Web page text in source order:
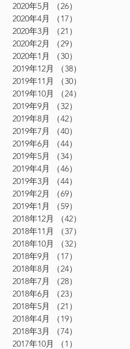
2020年5月
（26）
2020年4月
（17）
2020年3月
（21）
2020年2月
（29）
2020年1月
（30）
2019年12月
（38）
2019年11月
（30）
2019年10月
（24）
2019年9月
（32）
2019年8月
（42）
2019年7月
（40）
2019年6月
（44）
2019年5月
（34）
2019年4月
（46）
2019年3月
（44）
2019年2月
（69）
2019年1月
（59）
2018年12月
（42）
2018年11月
（37）
2018年10月
（32）
2018年9月
（17）
2018年8月
（24）
2018年7月
（28）
2018年6月
（23）
2018年5月
（21）
2018年4月
（19）
2018年3月
（74）
2017年10月
（1）